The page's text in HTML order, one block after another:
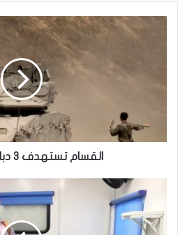
القسام تستهدف 3 دبابات إسرائيلية